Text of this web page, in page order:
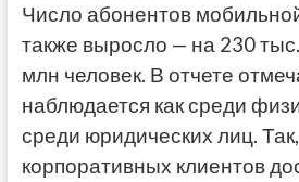
Число абонентов
также выросло — на 230
млн человек. В отчете
наблюдается как среди
среди юридических лиц.
корпоративных клиентов